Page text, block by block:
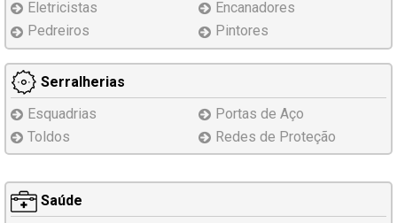
Eletricistas
Encanadores
Pedreiros
Pintores
Serralherias
Esquadrias
Portas de Aço
Toldos
Redes de Proteção
Saúde